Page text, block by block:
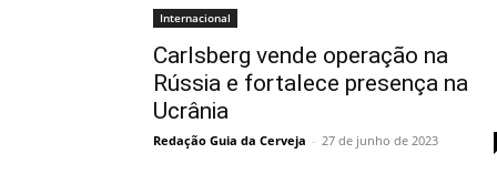
Internacional
Carlsberg vende operação na
Rússia e fortalece presença na
Ucrânia
Redação Guia da Cerveja - 27 de junho de 2023